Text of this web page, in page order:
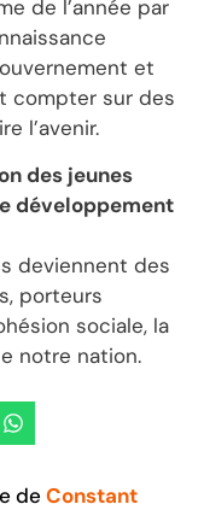
de l’année par
et
compter sur des
l’avenir.
des jeunes
développement
deviennent des
porteurs
sociale, la
notre nation.
de Constant